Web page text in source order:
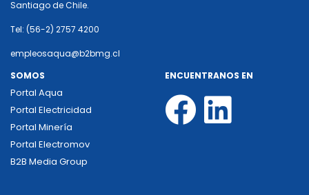
Santiago de Chile.
Tel: (56-2) 2757 4200
empleosaqua@b2bmg.cl
SOMOS
Portal Aqua
Portal Electricidad
Portal Minería
Portal Electromov
B2B Media Group
ENCUENTRANOS EN